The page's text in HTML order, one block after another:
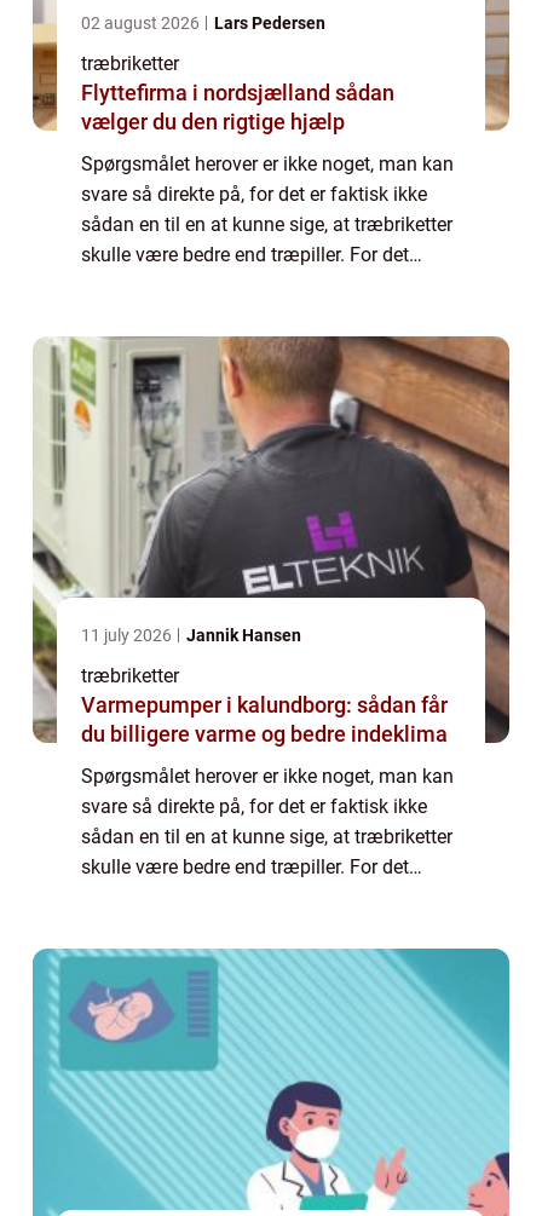
02 august 2026 Lars Pedersen
træbriketter
Flyttefirma i nordsjælland sådan
vælger du den rigtige hjælp
Spørgsmålet herover er ikke noget, man kan
svare så direkte på, for det er faktisk ikke
sådan en til en at kunne sige, at træbriketter
skulle være bedre end træpiller. For det
11 july 2026 Jannik Hansen
træbriketter
Varmepumper i kalundborg: sådan får
du billigere varme og bedre indeklima
Spørgsmålet herover er ikke noget, man kan
svare så direkte på, for det er faktisk ikke
sådan en til en at kunne sige, at træbriketter
skulle være bedre end træpiller. For det